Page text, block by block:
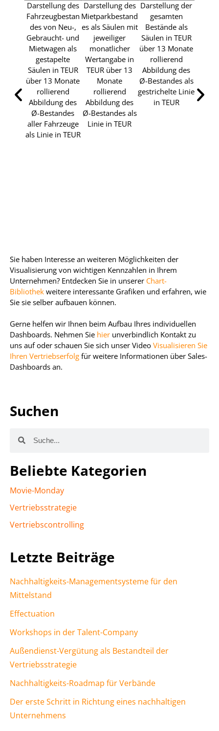
Darstellung des
Fahrzeugbestan
des von Neu-,
Gebraucht- und
Mietwagen als
gestapelte
Säulen in TEUR
über 13 Monate
rollierend
Abbildung des
Ø-Bestandes
aller Fahrzeuge
als Linie in TEUR
Darstellung des
Mietparkbestand
es als Säulen mit
jeweiliger
monatlicher
Wertangabe in
TEUR über 13
Monate
rollierend
Abbildung des
Ø-Bestandes als
Linie in TEUR
Darstellung der
gesamten
Bestände als
Säulen in TEUR
über 13 Monate
rollierend
Abbildung des
Ø-Bestandes als
gestrichelte Linie
in TEUR
Sie haben Interesse an weiteren Möglichkeiten der
Visualisierung von wichtigen Kennzahlen in Ihrem
Unternehmen? Entdecken Sie in unserer Chart-
Bibliothek weitere interessante Grafiken und erfahren, wie
Sie sie selber aufbauen können.
Gerne helfen wir Ihnen beim Aufbau Ihres individuellen
Dashboards. Nehmen Sie hier unverbindlich Kontakt zu
uns auf oder schauen Sie sich unser Video Visualisieren Sie
Ihren Vertriebserfolg für weitere Informationen über Sales-
Dashboards an.
Suchen
Beliebte Kategorien
Movie-Monday
Vertriebsstrategie
Vertriebscontrolling
Letzte Beiträge
Nachhaltigkeits-Managementsysteme für den
Mittelstand
Effectuation
Workshops in der Talent-Company
Außendienst-Vergütung als Bestandteil der
Vertriebsstrategie
Nachhaltigkeits-Roadmap für Verbände
Der erste Schritt in Richtung eines nachhaltigen
Unternehmens